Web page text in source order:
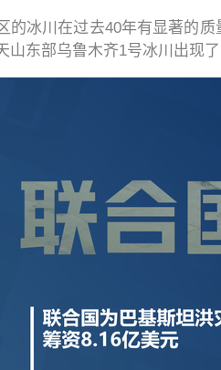
的冰川在过去40年有显著的
山东部乌鲁木齐1号冰川出现